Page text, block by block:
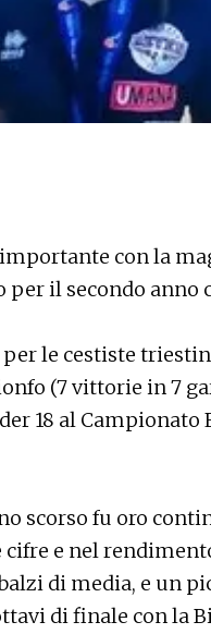
con la
per il secondo anno
le cestiste
(7 vittorie in 7
18 al Campionato
scorso fu oro
cifre e nel
di media, e un
di finale con la